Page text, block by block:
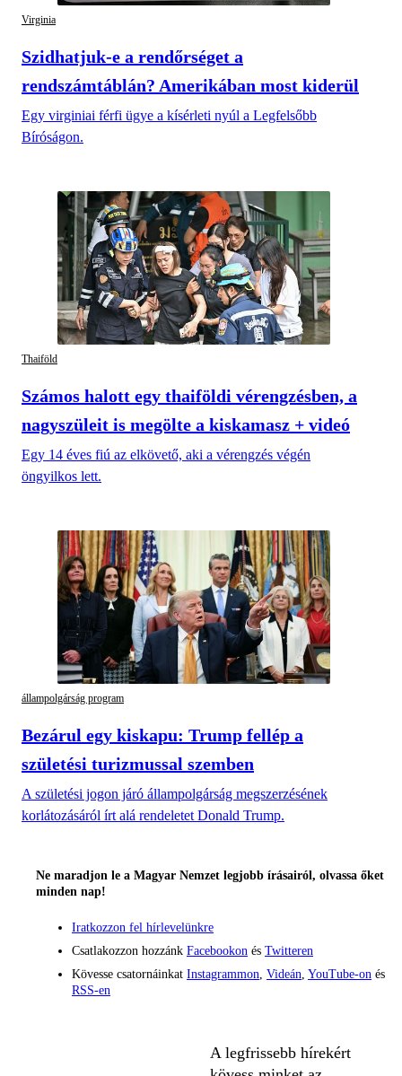
Virginia
Szidhatjuk-e a rendőrséget a
rendszámtáblán? Amerikában most kiderül
Egy virginiai férfi ügye a kísérleti nyúl a Legfelsőbb
Bíróságon.
Thaiföld
Számos halott egy thaiföldi vérengzésben, a
nagyszüleit is megölte a kiskamasz + videó
Egy 14 éves fiú az elkövető, aki a vérengzés végén
öngyilkos lett.
állampolgárság program
Bezárul egy kiskapu: Trump fellép a
születési turizmussal szemben
A születési jogon járó állampolgárság megszerzésének
korlátozásáról írt alá rendeletet Donald Trump.
Ne maradjon le a Magyar Nemzet legjobb írásairól, olvassa őket
minden nap!
Iratkozzon fel hírlevelünkre
Csatlakozzon hozzánk Facebookon és Twitteren
Kövesse csatornáinkat Instagrammon Videán YouTube-on és
RSS-en
A legfrissebb hírekért